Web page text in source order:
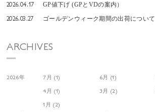
2026.04.17 GP値下げ (GPとVDの案内）
2026.03.27 ゴールデンウィーク期間の出荷について
ARCHIVES
2026年 7月 (1) 6月 (1)
4月 (1)
3月 (2)
1月 (2)